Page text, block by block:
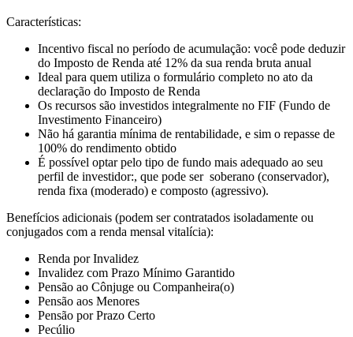
Características:
Incentivo fiscal no período de acumulação: você pode deduzir
do Imposto de Renda até 12% da sua renda bruta anual
Ideal para quem utiliza o formulário completo no ato da
declaração do Imposto de Renda
Os recursos são investidos integralmente no FIF (Fundo de
Investimento Financeiro)
Não há garantia mínima de rentabilidade, e sim o repasse de
100% do rendimento obtido
É possível optar pelo tipo de fundo mais adequado ao seu
perfil de investidor:, que pode ser soberano (conservador),
renda fixa (moderado) e composto (agressivo).
Benefícios adicionais (podem ser contratados isoladamente ou
conjugados com a renda mensal vitalícia):
Renda por Invalidez
Invalidez com Prazo Mínimo Garantido
Pensão ao Cônjuge ou Companheira(o)
Pensão aos Menores
Pensão por Prazo Certo
Pecúlio